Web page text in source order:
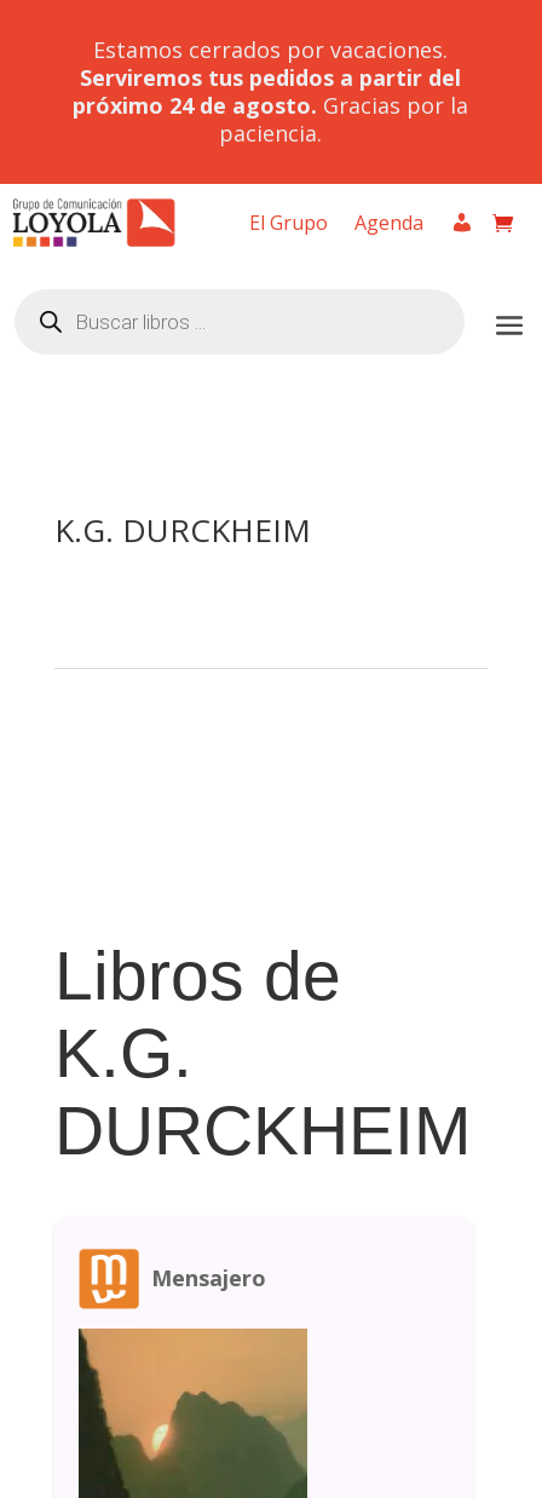
Estamos cerrados por vacaciones.
Serviremos tus pedidos a partir del
próximo 24 de agosto. Gracias por la
paciencia.
El Grupo Agenda
productos
K.G. DURCKHEIM
Libros de
K.G.
DURCKHEIM
Mensajero